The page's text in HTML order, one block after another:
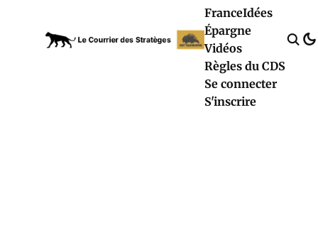
FranceIdées
Épargne
Vidéos
Règles du CDS
Se connecter
S'inscrire